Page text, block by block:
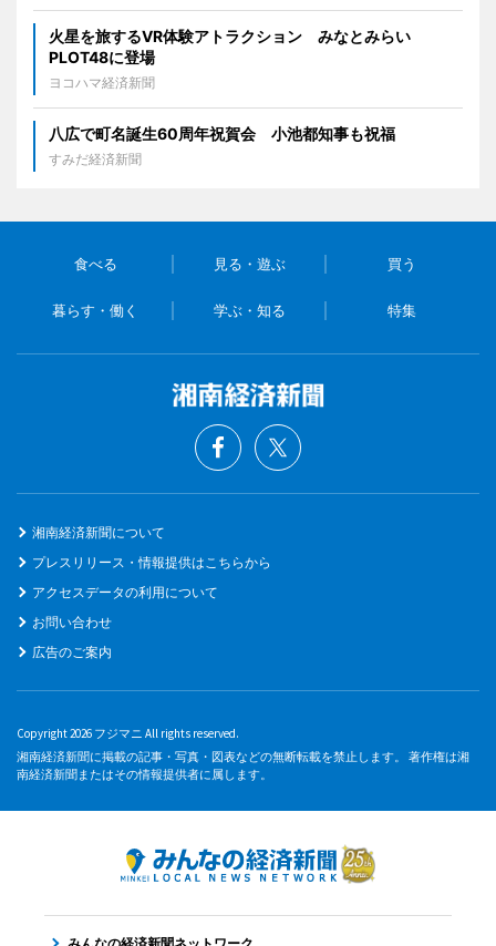
火星を旅するVR体験アトラクション みなとみらい
PLOT48に登場
ヨコハマ経済新聞
八広で町名誕生60周年祝賀会 小池都知事も祝福
すみだ経済新聞
食べる 見る・遊ぶ 買う
暮らす・働く 学ぶ・知る 特集
湘南経済新聞について
プレスリリース・情報提供はこちらから
アクセスデータの利用について
お問い合わせ
広告のご案内
Copyright 2026 フジマニ All rights reserved.
湘南経済新聞に掲載の記事・写真・図表などの無断転載を禁止します。 著作権は湘
南経済新聞またはその情報提供者に属します。